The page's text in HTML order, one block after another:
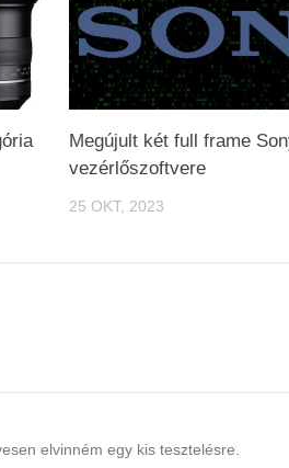
Megújult két full frame
vezérlőszoftvere
25 OKT, 2023
elvinném egy kis tesztelésre.